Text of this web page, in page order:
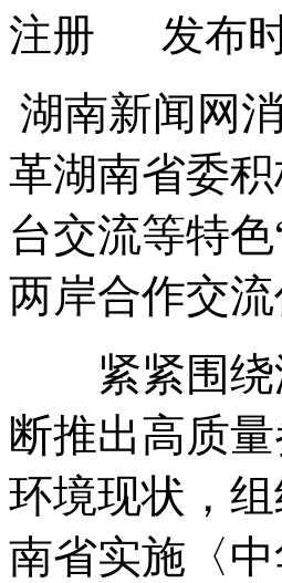
注册 发布时
湖南新闻网
革湖南省委
台交流等特
两岸合作交
紧紧围绕
断推出高质
环境现状，
南省实施〈